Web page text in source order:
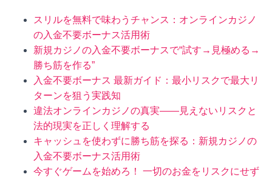
スリルを無料で味わうチャンス：オンラインカジノ
の入金不要ボーナス活用術
新規カジノの入金不要ボーナスで“試す→見極める→
勝ち筋を作る”
入金不要ボーナス 最新ガイド：最小リスクで最大リ
ターンを狙う実践知
違法オンラインカジノの真実——見えないリスクと
法的現実を正しく理解する
キャッシュを使わずに勝ち筋を探る：新規カジノの
入金不要ボーナス活用術
今すぐゲームを始めろ！ 一切のお金をリスクにせず